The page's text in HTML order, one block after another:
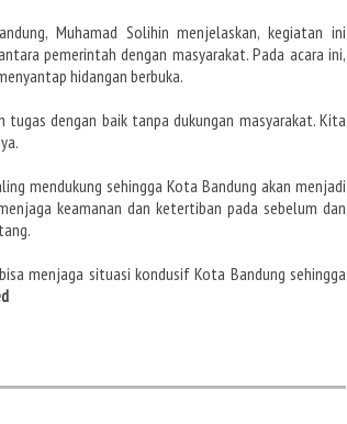
Muhamad Solihin menjelaskan, kegiatan ini
pemerintah dengan masyarakat. Pada acara ini,
hidangan berbuka.
dengan baik tanpa dukungan masyarakat. Kita
mendukung sehingga Kota Bandung akan menjadi
keamanan dan ketertiban pada sebelum dan
menjaga situasi kondusif Kota Bandung sehingga